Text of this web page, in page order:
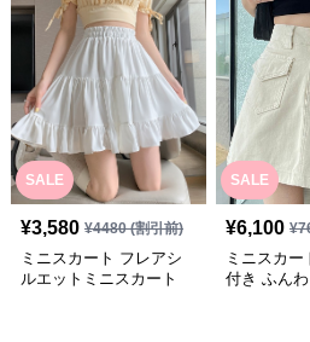
SALE
¥3,580 ¥4480(割引前)
ミニスカート フレアシ
ルエットミニスカート
SALE
¥6,100 ¥
ミニスカー
付き ふん